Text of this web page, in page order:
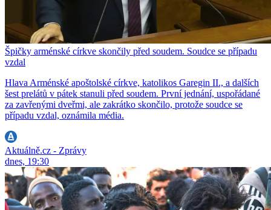
Špičky arménské církve skončily před soudem. Soudce se případu
vzdal
Hlava Arménské apoštolské církve, katolikos Garegin II., a dalších
šest prelátů v pátek stanuli před soudem. První jednání, uspořádané
za zavřenými dveřmi, ale zakrátko skončilo, protože soudce se
případu vzdal, oznámila média.
Aktuálně.cz - Zprávy
dnes, 19:30